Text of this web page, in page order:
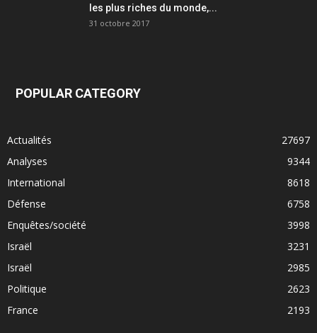
les plus riches du monde,...
31 octobre 2017
POPULAR CATEGORY
Actualités
27697
Analyses
9344
International
8618
Défense
6758
Enquêtes/société
3998
Israël
3231
Israël
2985
Politique
2623
France
2193